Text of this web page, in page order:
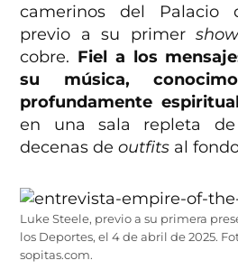
camerinos del Palacio
previo a su primer
cobre. Fiel a los
su música,
profundamente
en una sala repleta
decenas deoutfits al
Luke Steele, previo a su primera
los Deportes, el 4 de abril de 2025.
sopitas.com.